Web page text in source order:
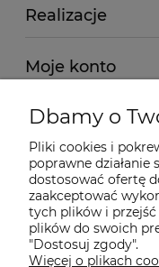
Realizacje
Moje konto
Regulamin
Dostawa -
Gwarancja i
Dbamy o
Pliki cookies i
poprawne
dostosować ofertę
zaakceptować
tych plików i
plików do swoich
"Dostosuj zgody".
Więcej o plikach